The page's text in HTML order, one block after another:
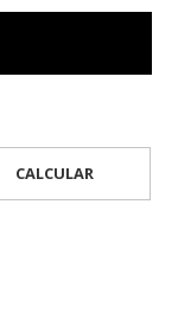
CALCULAR